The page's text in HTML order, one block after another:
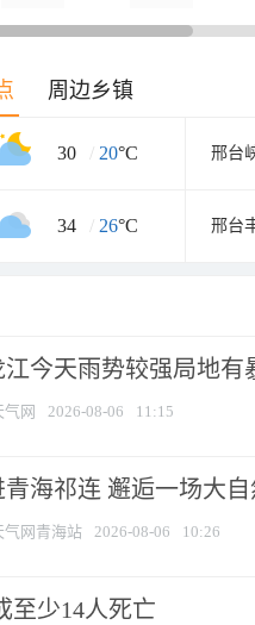
周边乡镇
30 / 20°C
34 / 26°C 邢台
江今天雨势较强局地有
气网 2026-08-06 11:15
青海祁连 邂逅一场大
气网青海站 2026-08-06 10:26
至少14人死亡